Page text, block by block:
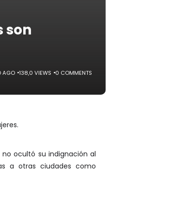
son
AGO 138,0 VIEWS 0 COMMENTS
ocultó su indignación al
a otras ciudades como